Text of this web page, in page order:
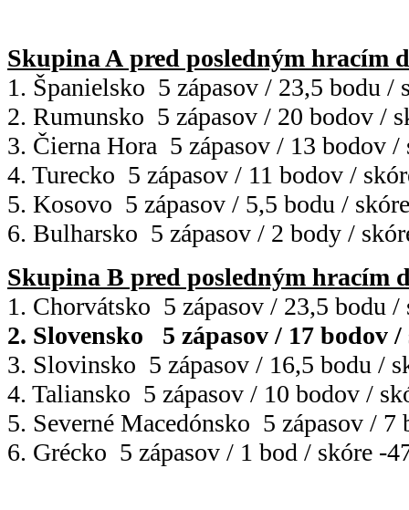
Skupina A pred posledným hracím
1. Španielsko 5 zápasov / 23,5 bodu /
2. Rumunsko 5 zápasov / 20 bodov /
3. Čierna Hora 5 zápasov / 13 bodov /
4. Turecko 5 zápasov / 11 bodov /
5. Kosovo 5 zápasov / 5,5 bodu /
6. Bulharsko 5 zápasov / 2 body /
Skupina B pred posledným hracím
1. Chorvátsko 5 zápasov / 23,5 bodu /
2. Slovensko 5 zápasov / 17 bodov /
3. Slovinsko 5 zápasov / 16,5 bodu /
4. Taliansko 5 zápasov / 10 bodov /
5. Severné Macedónsko 5 zápasov / 7
6. Grécko 5 zápasov / 1 bod / skóre -